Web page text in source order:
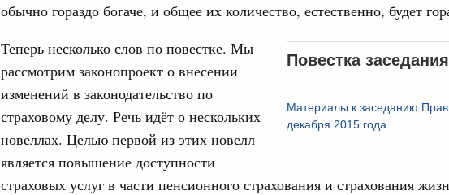
обычно гораздо богаче, и общее их количество, естественно, будет
Повестка заседания
Материалы к заседанию
декабря 2015 года
Теперь несколько слов по повестке. Мы
рассмотрим законопроект о внесении
изменений в законодательство по
страховому делу. Речь идёт о нескольких
новеллах. Целью первой из этих новелл
является повышение доступности
страховых услуг в части пенсионного страхования и страхования
(2026 год, №19)
28 мая, четверг
(2026 год, №18)